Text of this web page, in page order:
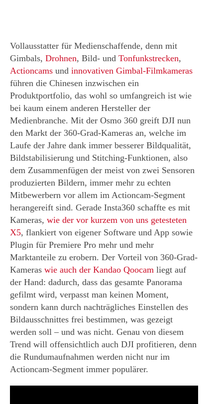
Vollausstatter für Medienschaffende, denn mit
Gimbals, Drohnen, Bild- und Tonfunkstrecken,
Actioncams und innovativen Gimbal-Filmkameras
führen die Chinesen inzwischen ein
Produktportfolio, das wohl so umfangreich ist wie
bei kaum einem anderen Hersteller der
Medienbranche. Mit der Osmo 360 greift DJI nun
den Markt der 360-Grad-Kameras an, welche im
Laufe der Jahre dank immer besserer Bildqualität,
Bildstabilisierung und Stitching-Funktionen, also
dem Zusammenfügen der meist von zwei Sensoren
produzierten Bildern, immer mehr zu echten
Mitbewerbern vor allem im Actioncam-Segment
herangereift sind. Gerade Insta360 schaffte es mit
Kameras, wie der vor kurzem von uns getesteten
X5, flankiert von eigener Software und App sowie
Plugin für Premiere Pro mehr und mehr
Marktanteile zu erobern. Der Vorteil von 360-Grad-
Kameras wie auch der Kandao Qoocam liegt auf
der Hand: dadurch, dass das gesamte Panorama
gefilmt wird, verpasst man keinen Moment,
sondern kann durch nachträgliches Einstellen des
Bildausschnittes frei bestimmen, was gezeigt
werden soll – und was nicht. Genau von diesem
Trend will offensichtlich auch DJI profitieren, denn
die Rundumaufnahmen werden nicht nur im
Actioncam-Segment immer populärer.